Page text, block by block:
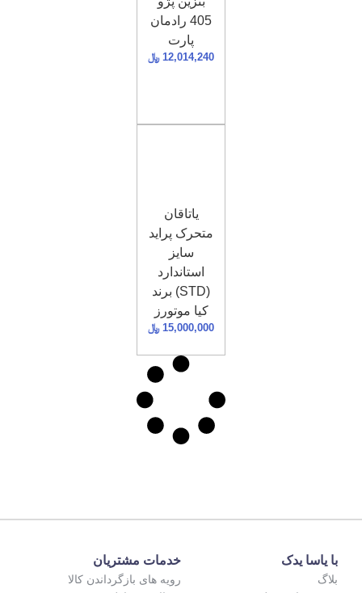
405 رادمان
پارت
12,014,240 ﷼
یاتاقان
متحرک پراید
سایز
استاندارد
(STD) برند
کیا موتورز
15,000,000 ﷼
با یاسا یدک
بلاگ
خدمات مشتریان
رویه های بازگرداندن کالا